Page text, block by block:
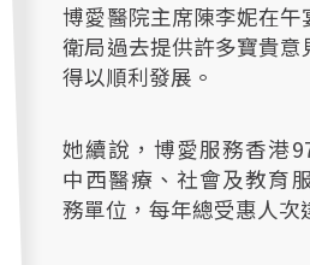
博愛醫院主席陳李妮在
衛局過去提供許多寶貴
得以順利發展。
她續說，博愛服務香港
中西醫療、社會及教育
務單位，每年總受惠人次